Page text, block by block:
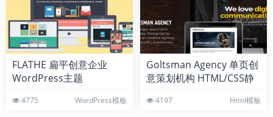
FLATHE 扁平创意企业
WordPress主题
4775 WordPress模板
Goltsman Agency 单页创
意策划机构 HTML/CSS静
4197 Html模板